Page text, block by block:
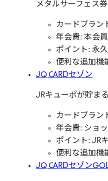
メタルサーフェス
カードブラン
年会費: 本会員
ポイント: 永
便利な追加機
JQ CARDセゾン
JRキューポが貯ま
カードブラン
年会費: ショ
ポイント: JR
便利な追加機
JQ CARDセゾン